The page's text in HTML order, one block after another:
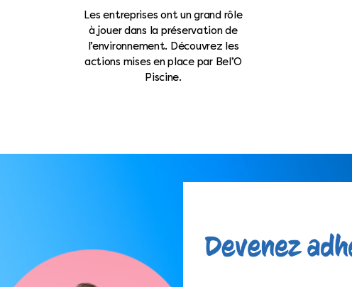
Les entreprises ont un grand rôle
à jouer dans la préservation de
l’environnement. Découvrez les
actions mises en place par Bel’O
Piscine.